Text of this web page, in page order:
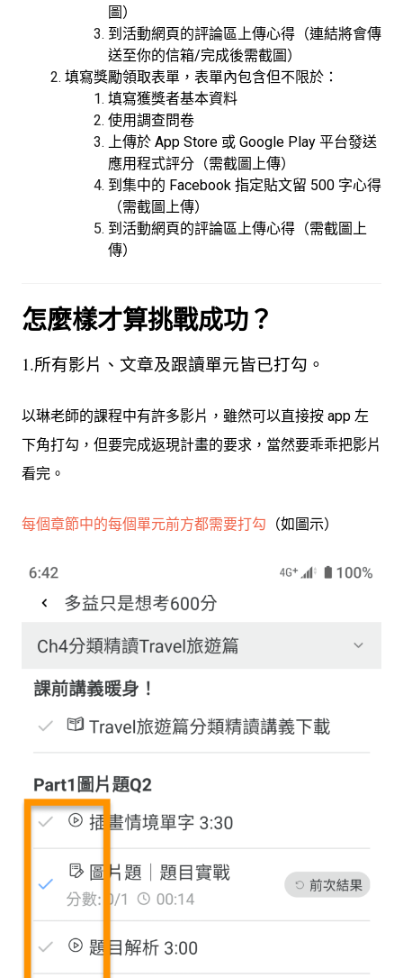
圖）
到活動網頁的評論區上傳心得（連結將會傳
送至你的信箱/完成後需截圖）
填寫獎勵領取表單，表單內包含但不限於：
填寫獲獎者基本資料
使用調查問卷
上傳於 App Store 或 Google Play 平台發送
應用程式評分（需截圖上傳）
到集中的 Facebook 指定貼文留 500 字心得
（需截圖上傳）
到活動網頁的評論區上傳心得（需截圖上
傳）
怎麼樣才算挑戰成功？
1.所有影片、文章及跟讀單元皆已打勾。
以琳老師的課程中有許多影片，雖然可以直接按 app 左
下角打勾，但要完成返現計畫的要求，當然要乖乖把影片
看完。
每個章節中的每個單元前方都需要打勾 （如圖示）